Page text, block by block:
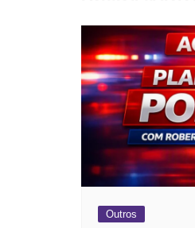
Outros